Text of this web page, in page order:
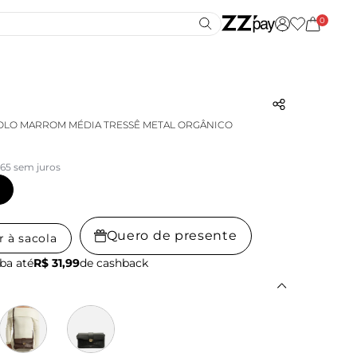
0
MARROM MÉDIA TRESSÊ METAL ORGÂNICO
sem juros
à sacola Quero de presente
atéR$ 31,99de cashback